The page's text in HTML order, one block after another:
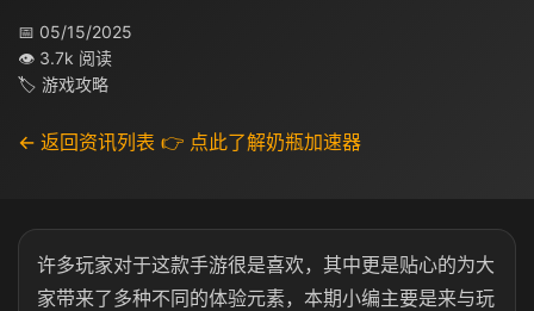
📅 05/15/2025
👁 3.7k 阅读
🏷 游戏攻略
← 返回资讯列表 👉 点此了解奶瓶加速器
许多玩家对于这款手游很是喜欢，其中更是贴心的为大
家带来了多种不同的体验元素，本期小编主要是来与玩